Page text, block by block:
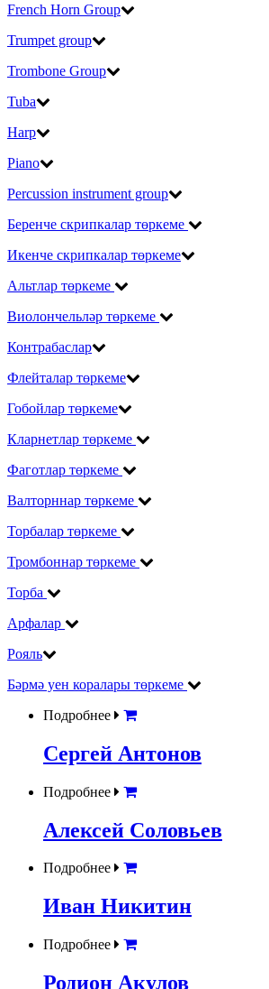
French Horn Group
Trumpet group
Trombone Group
Tuba
Harp
Piano
Percussion instrument group
Беренче скрипкалар төркеме
Икенче скрипкалар төркеме
Альтлар төркеме
Виолончельләр төркеме
Контрабаслар
Флейталар төркеме
Гобойлар төркеме
Кларнетлар төркеме
Фаготлар төркеме
Валторннар төркеме
Торбалар төркеме
Тромбоннар төркеме
Торба
Арфалар
Рояль
Бәрмә уен коралары төркеме
Подробнее
Сергей Антонов
Подробнее
Алексей Соловьев
Подробнее
Иван Никитин
Подробнее
Родион Акулов